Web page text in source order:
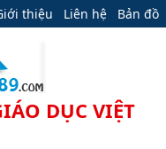
thiệu Liên hệ Bản đồ
DỤC VIỆT